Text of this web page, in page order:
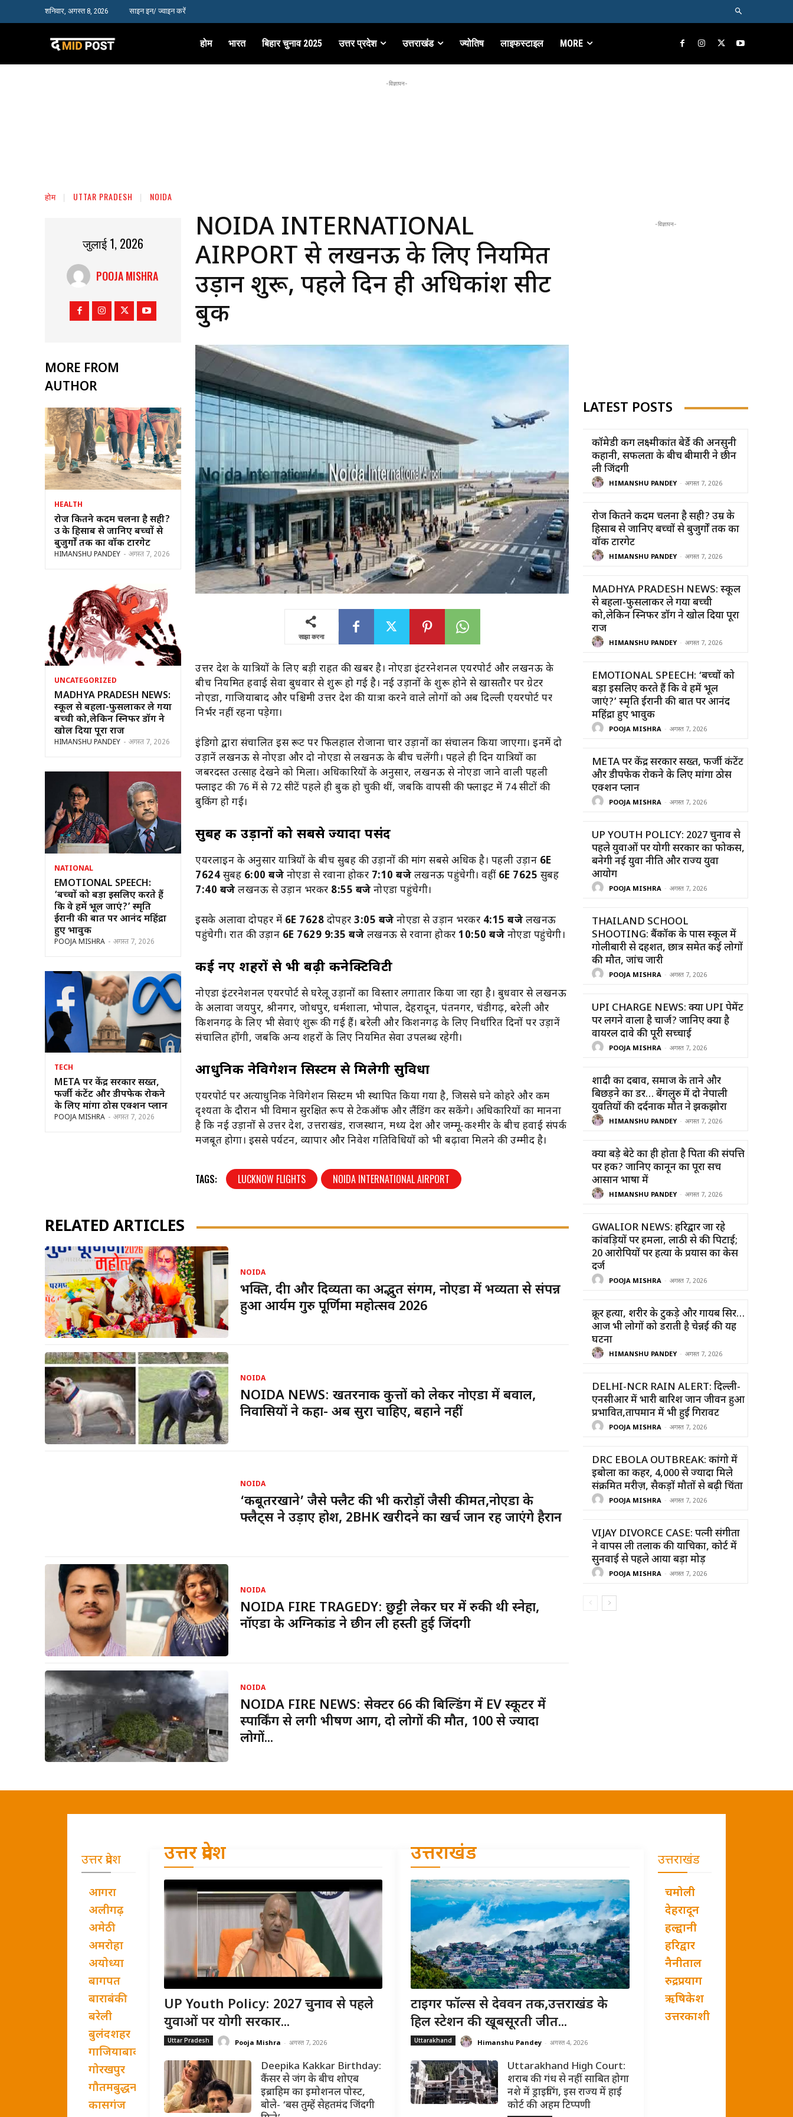
शनिवार, अगस्त 8, 2026 साइन इन/ ज्वाइन करें
होम भारत बिहार चुनाव 2025 उत्तर प्रदेश उत्तराखंड ज्योतिष लाइफस्टाइल MORE
-विज्ञापन-
होम UTTAR PRADESH NOIDA
जुलाई 1, 2026
POOJA MISHRA
MORE FROM
AUTHOR
HEALTH
रोज कितने कदम चलना है सही?
उम्र के हिसाब से जानिए बच्चों से
बुजुर्गों तक का वॉक टारगेट
HIMANSHU PANDEY - अगस्त 7, 2026
UNCATEGORIZED
MADHYA PRADESH NEWS:
स्कूल से बहला-फुसलाकर ले गया
बच्ची को,लेकिन स्निफर डॉग ने
खोल दिया पूरा राज
HIMANSHU PANDEY - अगस्त 7, 2026
NATIONAL
EMOTIONAL SPEECH:
‘बच्चों को बड़ा इसलिए करते हैं
कि वे हमें भूल जाएं?’ स्मृति
ईरानी की बात पर आनंद महिंद्रा
हुए भावुक
POOJA MISHRA - अगस्त 7, 2026
TECH
META पर केंद्र सरकार सख्त,
फर्जी कंटेंट और डीपफेक रोकने
के लिए मांगा ठोस एक्शन प्लान
POOJA MISHRA - अगस्त 7, 2026
NOIDA INTERNATIONAL
AIRPORT से लखनऊ के लिए नियमित
उड़ानें शुरू, पहले दिन ही अधिकांश सीटें
बुक
साझा करना
उत्तर प्रदेश के यात्रियों के लिए बड़ी राहत की खबर है। नोएडा इंटरनेशनल एयरपोर्ट और लखनऊ के
बीच नियमित हवाई सेवा बुधवार से शुरू हो गई है। नई उड़ानों के शुरू होने से खासतौर पर ग्रेटर
नोएडा, गाजियाबाद और पश्चिमी उत्तर प्रदेश की यात्रा करने वाले लोगों को अब दिल्ली एयरपोर्ट पर
निर्भर नहीं रहना पड़ेगा।
इंडिगो द्वारा संचालित इस रूट पर फिलहाल रोजाना चार उड़ानों का संचालन किया जाएगा। इनमें दो
उड़ानें लखनऊ से नोएडा और दो नोएडा से लखनऊ के बीच चलेंगी। पहले ही दिन यात्रियों का
जबरदस्त उत्साह देखने को मिला। अधिकारियों के अनुसार, लखनऊ से नोएडा जाने वाली पहली
फ्लाइट की 76 में से 72 सीटें पहले ही बुक हो चुकी थीं, जबकि वापसी की फ्लाइट में 74 सीटों की
बुकिंग हो गई।
सुबह की उड़ानों को सबसे ज्यादा पसंद
एयरलाइन के अनुसार यात्रियों के बीच सुबह की उड़ानों की मांग सबसे अधिक है। पहली उड़ान 6E
7624 सुबह 6:00 बजे नोएडा से रवाना होकर 7:10 बजे लखनऊ पहुंचेगी। वहीं 6E 7625 सुबह
7:40 बजे लखनऊ से उड़ान भरकर 8:55 बजे नोएडा पहुंचेगी।
इसके अलावा दोपहर में 6E 7628 दोपहर3:05 बजे नोएडा से उड़ान भरकर 4:15 बजे लखनऊ
पहुंचेगी। रात की उड़ान 6E 7629 9:35 बजे लखनऊ से रवाना होकर10:50 बजे नोएडा पहुंचेगी।
कई नए शहरों से भी बढ़ी कनेक्टिविटी
नोएडा इंटरनेशनल एयरपोर्ट से घरेलू उड़ानों का विस्तार लगातार किया जा रहा है। बुधवार से लखनऊ
के अलावा जयपुर, श्रीनगर, जोधपुर, धर्मशाला, भोपाल, देहरादून, पंतनगर, चंडीगढ़, बरेली और
किशनगढ़ के लिए भी सेवाएं शुरू की गई हैं। बरेली और किशनगढ़ के लिए निर्धारित दिनों पर उड़ानें
संचालित होंगी, जबकि अन्य शहरों के लिए नियमित सेवा उपलब्ध रहेगी।
आधुनिक नेविगेशन सिस्टम से मिलेगी सुविधा
एयरपोर्ट पर अत्याधुनिक नेविगेशन सिस्टम भी स्थापित किया गया है, जिससे घने कोहरे और कम
दृश्यता के दौरान भी विमान सुरक्षित रूप से टेकऑफ और लैंडिंग कर सकेंगे। अधिकारियों का मानना
है कि नई उड़ानों से उत्तर प्रदेश, उत्तराखंड, राजस्थान, मध्य प्रदेश और जम्मू-कश्मीर के बीच हवाई संपर्क
मजबूत होगा। इससे पर्यटन, व्यापार और निवेश गतिविधियों को भी बढ़ावा मिलने की उम्मीद है।
TAGS: LUCKNOW FLIGHTS NOIDA INTERNATIONAL AIRPORT
RELATED ARTICLES
NOIDA
भक्ति, दीक्षा और दिव्यता का अद्भुत संगम, नोएडा में भव्यता से संपन्न
हुआ आर्यम गुरु पूर्णिमा महोत्सव 2026
NOIDA
NOIDA NEWS: खतरनाक कुत्तों को लेकर नोएडा में बवाल,
निवासियों ने कहा- अब सुरक्षा चाहिए, बहाने नहीं
NOIDA
‘कबूतरखाने’ जैसे फ्लैट की भी करोड़ों जैसी कीमत,नोएडा के
फ्लैट्स ने उड़ाए होश, 2BHK खरीदने का खर्च जान रह जाएंगे हैरान
NOIDA
NOIDA FIRE TRAGEDY: छुट्टी लेकर घर में रुकी थी स्नेहा,
नॉएडा के अग्निकांड ने छीन ली हस्ती हुई जिंदगी
NOIDA
NOIDA FIRE NEWS: सेक्टर 66 की बिल्डिंग में EV स्कूटर में
स्पार्किंग से लगी भीषण आग, दो लोगों की मौत, 100 से ज्यादा
लोगों...
-विज्ञापन-
LATEST POSTS
कॉमेडी किंग लक्ष्मीकांत बेर्डे की अनसुनी
कहानी, सफलता के बीच बीमारी ने छीन
ली जिंदगी
HIMANSHU PANDEY - अगस्त 7, 2026
रोज कितने कदम चलना है सही? उम्र के
हिसाब से जानिए बच्चों से बुजुर्गों तक का
वॉक टारगेट
HIMANSHU PANDEY - अगस्त 7, 2026
MADHYA PRADESH NEWS: स्कूल
से बहला-फुसलाकर ले गया बच्ची
को,लेकिन स्निफर डॉग ने खोल दिया पूरा
राज
HIMANSHU PANDEY - अगस्त 7, 2026
EMOTIONAL SPEECH: ‘बच्चों को
बड़ा इसलिए करते हैं कि वे हमें भूल
जाएं?’ स्मृति ईरानी की बात पर आनंद
महिंद्रा हुए भावुक
POOJA MISHRA - अगस्त 7, 2026
META पर केंद्र सरकार सख्त, फर्जी कंटेंट
और डीपफेक रोकने के लिए मांगा ठोस
एक्शन प्लान
POOJA MISHRA - अगस्त 7, 2026
UP YOUTH POLICY: 2027 चुनाव से
पहले युवाओं पर योगी सरकार का फोकस,
बनेगी नई युवा नीति और राज्य युवा
आयोग
POOJA MISHRA - अगस्त 7, 2026
THAILAND SCHOOL
SHOOTING: बैंकॉक के पास स्कूल में
गोलीबारी से दहशत, छात्र समेत कई लोगों
की मौत, जांच जारी
POOJA MISHRA - अगस्त 7, 2026
UPI CHARGE NEWS: क्या UPI पेमेंट
पर लगने वाला है चार्ज? जानिए क्या है
वायरल दावे की पूरी सच्चाई
POOJA MISHRA - अगस्त 7, 2026
शादी का दबाव, समाज के ताने और
बिछड़ने का डर… बेंगलुरु में दो नेपाली
युवतियों की दर्दनाक मौत ने झकझोरा
HIMANSHU PANDEY - अगस्त 7, 2026
क्या बड़े बेटे का ही होता है पिता की संपत्ति
पर हक? जानिए कानून का पूरा सच
आसान भाषा में
HIMANSHU PANDEY - अगस्त 7, 2026
GWALIOR NEWS: हरिद्वार जा रहे
कांवड़ियों पर हमला, लाठी से की पिटाई;
20 आरोपियों पर हत्या के प्रयास का केस
दर्ज
POOJA MISHRA - अगस्त 7, 2026
क्रूर हत्या, शरीर के टुकड़े और गायब सिर…
आज भी लोगों को डराती है चेन्नई की यह
घटना
HIMANSHU PANDEY - अगस्त 7, 2026
DELHI-NCR RAIN ALERT: दिल्ली-
एनसीआर में भारी बारिश जान जीवन हुआ
प्रभावित,तापमान में भी हुई गिरावट
POOJA MISHRA - अगस्त 7, 2026
DRC EBOLA OUTBREAK: कांगो में
इबोला का कहर, 4,000 से ज्यादा मिले
संक्रमित मरीज़, सैकड़ों मौतों से बढ़ी चिंता
POOJA MISHRA - अगस्त 7, 2026
VIJAY DIVORCE CASE: पत्नी संगीता
ने वापस ली तलाक की याचिका, कोर्ट में
सुनवाई से पहले आया बड़ा मोड़
POOJA MISHRA - अगस्त 7, 2026
उत्तर प्रदेश
आगरा
अलीगढ़
अमेठी
अमरोहा
अयोध्या
बागपत
बाराबंकी
बरेली
बुलंदशहर
गाजियाबाद
गोरखपुर
गौतमबुद्धनगर
कासगंज
उत्तर प्रदेश
UP Youth Policy: 2027 चुनाव से पहले
युवाओं पर योगी सरकार...
Uttar Pradesh Pooja Mishra - अगस्त 7, 2026
Deepika Kakkar Birthday:
कैंसर से जंग के बीच शोएब
इब्राहिम का इमोशनल पोस्ट,
बोले- ‘बस तुम्हें सेहतमंद जिंदगी
उत्तराखंड
टाइगर फॉल्स से देववन तक,उत्तराखंड के
हिल स्टेशन की खूबसूरती जीत...
Uttarakhand Himanshu Pandey - अगस्त 4, 2026
Uttarakhand High Court:
शराब की गंध से नहीं साबित होगा
नशे में ड्राइविंग, इस राज्य में हाई
कोर्ट की अहम टिप्पणी
उत्तराखंड
चमोली
देहरादून
हल्द्वानी
हरिद्वार
नैनीताल
रुद्रप्रयाग
ऋषिकेश
उत्तरकाशी